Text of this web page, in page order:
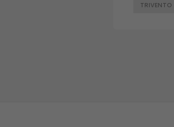
TRIVENTO